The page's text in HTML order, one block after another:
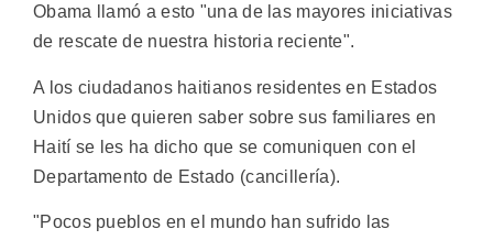
Obama llamó a esto "una de las mayores iniciativas
de rescate de nuestra historia reciente".
A los ciudadanos haitianos residentes en Estados
Unidos que quieren saber sobre sus familiares en
Haití se les ha dicho que se comuniquen con el
Departamento de Estado (cancillería).
"Pocos pueblos en el mundo han sufrido las